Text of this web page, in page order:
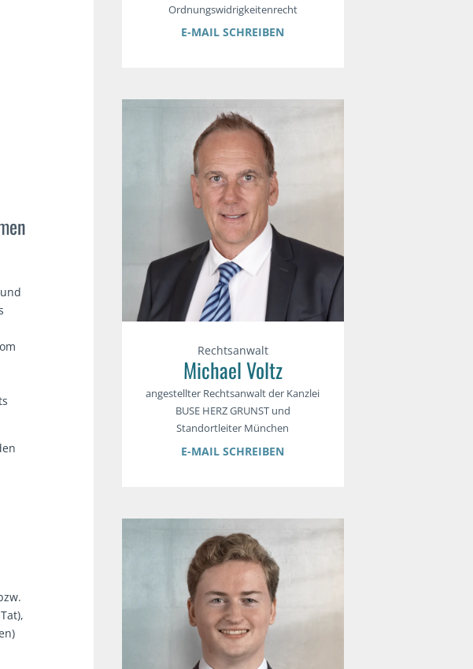
Ordnungswidrigkeitenrecht
E-MAIL SCHREIBEN
Rechtsanwalt
Michael Voltz
angestellter Rechtsanwalt der Kanzlei
BUSE HERZ GRUNST und
Standortleiter München
E-MAIL SCHREIBEN